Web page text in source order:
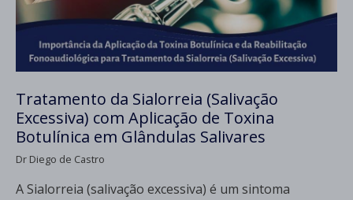
Tratamento da Sialorreia (Salivação
Excessiva) com Aplicação de Toxina
Botulínica em Glândulas Salivares
Dr Diego de Castro
A Sialorreia (salivação excessiva) é um sintoma